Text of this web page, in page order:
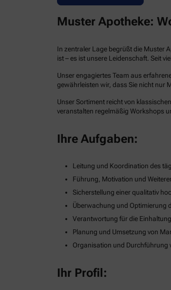
Muster Apotheke:
In zentraler Lage begrüßt die Muster
ist – es ist unsere Leidenschaft. Seit
Unser engagiertes Team aus
gewährleisten wir, dass Sie nicht nur
Unser Sortiment reicht von
veranstalten regelmäßig Workshops
Ihre Aufgaben:
Leitung und Koordination des
Führung, Motivation und
Sicherstellung einer qualitativ
Überwachung und Optimierung
Verantwortung für die
Planung und Umsetzung von
Organisation und Durchführung
Ihr Profil: